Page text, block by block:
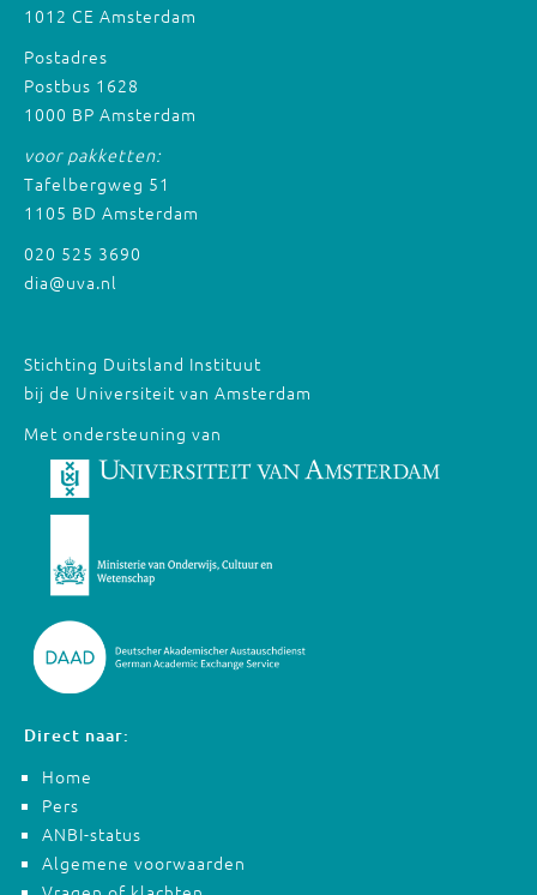
1012 CE Amsterdam
Postadres
Postbus 1628
1000 BP Amsterdam
voor pakketten:
Tafelbergweg 51
1105 BD Amsterdam
020 525 3690
dia@uva.nl
Stichting Duitsland Instituut
bij de Universiteit van Amsterdam
Met ondersteuning van
Direct naar:
Home
Pers
ANBI-status
Algemene voorwaarden